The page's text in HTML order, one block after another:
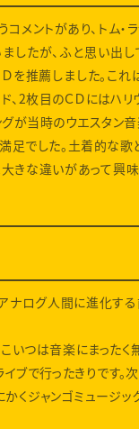
メントがあり、トム・
したが、ふと思い出
推薦しました。これ
、2枚目のＣＤにはハリ
グが当時のウエスタン
足でした。土着的な歌
きな違いがあって興
ナログ人間に進化す
いつは音楽にまったく
ブで行ったきりです。
かくジャンゴミュージ